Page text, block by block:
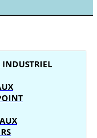
INDUSTRIEL